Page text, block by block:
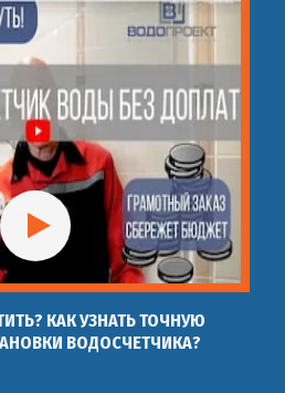
КАК УЗНАТЬ ТОЧНУЮ
ВОДОСЧЕТЧИКА?